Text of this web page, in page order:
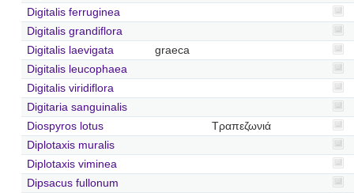
Digitalis ferruginea
Digitalis grandiflora
Digitalis laevigata
graeca
Digitalis leucophaea
Digitalis viridiflora
Digitaria sanguinalis
Diospyros lotus
Τραπεζωνιά
Diplotaxis muralis
Diplotaxis viminea
Dipsacus fullonum